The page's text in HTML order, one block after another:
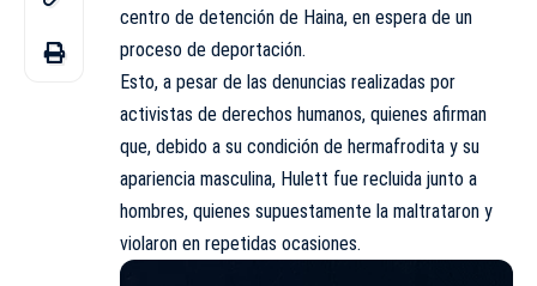
centro de detención de Haina, en espera de un
proceso de deportación.
Esto, a pesar de las denuncias realizadas por
activistas de derechos humanos, quienes afirman
que, debido a su condición de hermafrodita y su
apariencia masculina, Hulett fue recluida junto a
hombres, quienes supuestamente la maltrataron y
violaron en repetidas ocasiones.